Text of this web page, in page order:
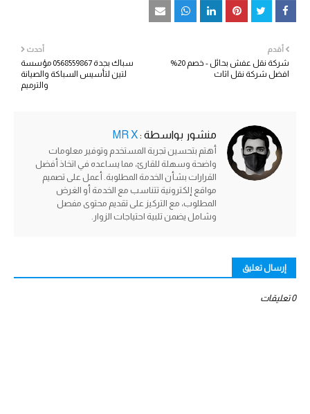
أحدث
سباك بجدة 0568559867 مؤسسة
لتين لتأسيس السباكة والصيانة
والترميم
أقدم
شركة نقل عفش بحائل - خصم 20%
افضل شركة نقل اثاث
منشور بواسطة :
أهتم بتحسين تجربة المستخدم وتوفير معلومات
واضحة وسهلة للقارئ، مما يساعده في اتخاذ أفضل
القرارات بشأن الخدمة المطلوبة. أعمل على تصميم
مواقع إلكترونية تتناسب مع الخدمة أو الغرض
المطلوب، مع التركيز على تقديم محتوى مفصل
وشامل يضمن تلبية احتياجات الزوار.
إرسال تعليق
0 تعليقات